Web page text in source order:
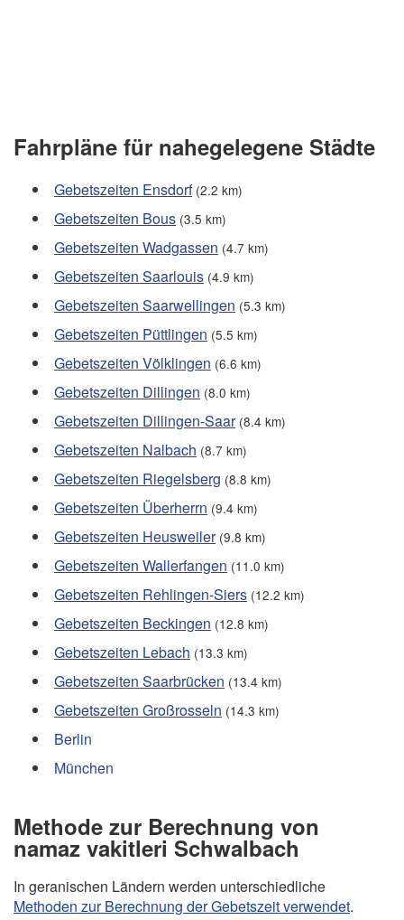
Fahrpläne für nahegelegene Städte
Gebetszeiten Ensdorf (2.2 km)
Gebetszeiten Bous (3.5 km)
Gebetszeiten Wadgassen (4.7 km)
Gebetszeiten Saarlouis (4.9 km)
Gebetszeiten Saarwellingen (5.3 km)
Gebetszeiten Püttlingen (5.5 km)
Gebetszeiten Völklingen (6.6 km)
Gebetszeiten Dillingen (8.0 km)
Gebetszeiten Dillingen-Saar (8.4 km)
Gebetszeiten Nalbach (8.7 km)
Gebetszeiten Riegelsberg (8.8 km)
Gebetszeiten Überherrn (9.4 km)
Gebetszeiten Heusweiler (9.8 km)
Gebetszeiten Wallerfangen (11.0 km)
Gebetszeiten Rehlingen-Siers (12.2 km)
Gebetszeiten Beckingen (12.8 km)
Gebetszeiten Lebach (13.3 km)
Gebetszeiten Saarbrücken (13.4 km)
Gebetszeiten Großrosseln (14.3 km)
Berlin
München
Methode zur Berechnung von
namaz vakitleri Schwalbach
In geranischen Ländern werden unterschiedliche
Methoden zur Berechnung der Gebetszeit verwendet.